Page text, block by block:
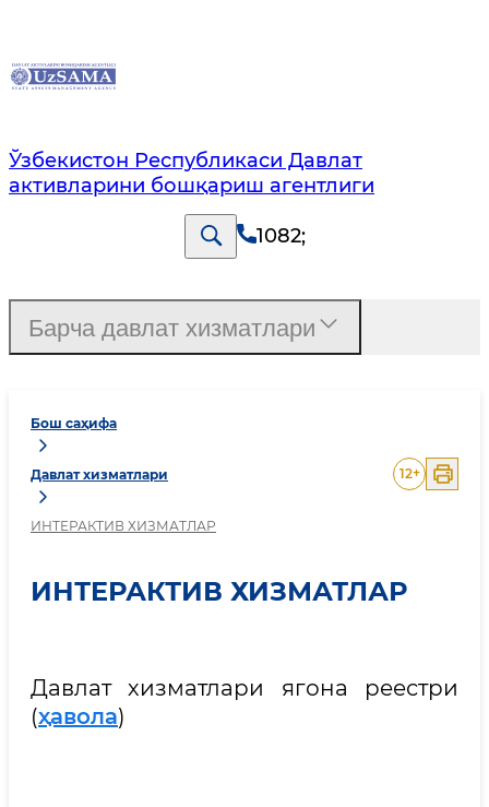
Ўзбекистон Республикаси Давлат
активларини бошқариш агентлиги
1082;
Бош саҳифа
Давлат хизматлари
ИНТEРАКТИВ ХИЗМАТЛАР
12+
ИНТEРАКТИВ ХИЗМАТЛАР
Давлат хизматлари ягона реестри
(ҳавола)
Барча давлат хизматлари